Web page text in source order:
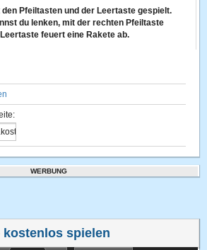
Pfeiltasten und der Leertaste gespielt.
du lenken, mit der rechten Pfeiltaste
feuert eine Rakete ab.
WERBUNG
kostenlos spielen